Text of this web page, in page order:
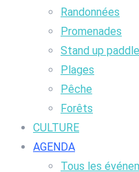
Randonnées
Promenades
Stand up paddle
Plages
Pêche
Forêts
CULTURE
AGENDA
Tous les